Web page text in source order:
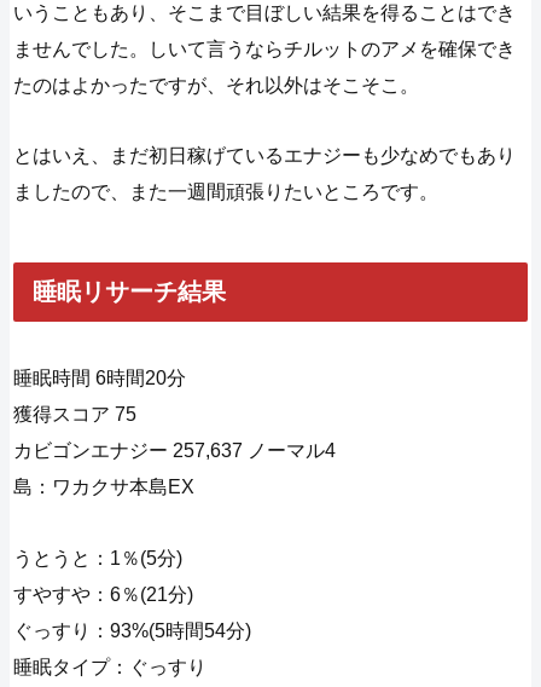
いうこともあり、そこまで目ぼしい結果を得ることはでき
ませんでした。しいて言うならチルットのアメを確保でき
たのはよかったですが、それ以外はそこそこ。
とはいえ、まだ初日稼げているエナジーも少なめでもあり
ましたので、また一週間頑張りたいところです。
睡眠リサーチ結果
睡眠時間 6時間20分
獲得スコア 75
カビゴンエナジー 257,637 ノーマル4
島：ワカクサ本島EX
うとうと：1％(5分)
すやすや：6％(21分)
ぐっすり：93%(5時間54分)
睡眠タイプ：ぐっすり